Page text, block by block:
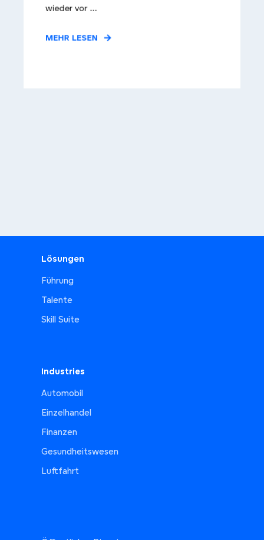
wieder vor ...
MEHR LESEN
Lösungen
Führung
Talente
Skill Suite
Industries
Automobil
Einzelhandel
Finanzen
Gesundheitswesen
Luftfahrt